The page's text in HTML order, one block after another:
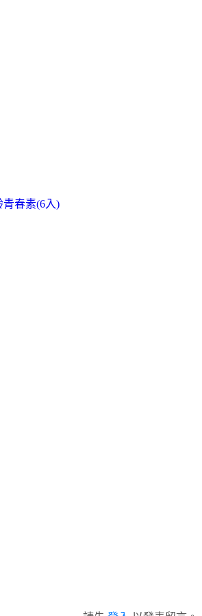
春素(6入)